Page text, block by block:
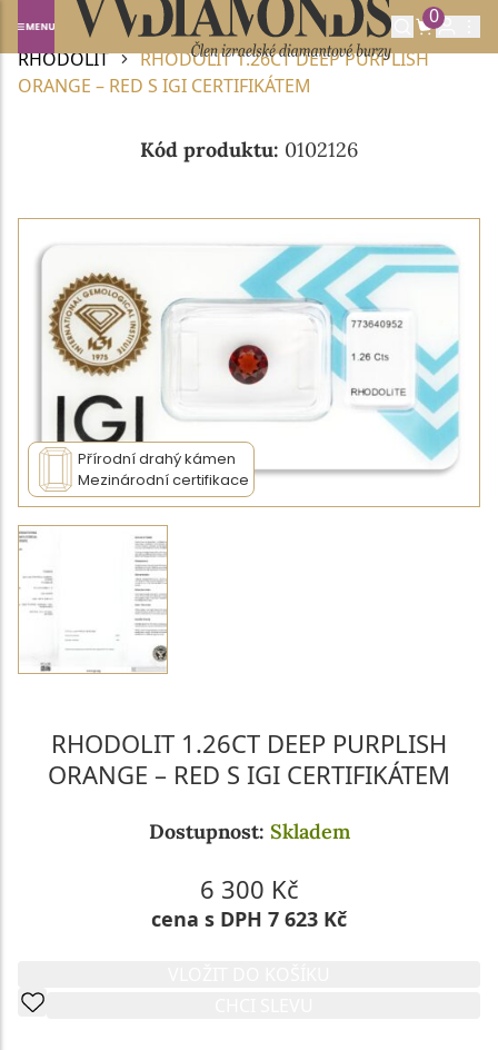
0
Domů
DRAHOKAMY A POLODRAHOKAMY
RHODOLIT
RHODOLIT 1.26CT DEEP PURPLISH
ORANGE – RED S IGI CERTIFIKÁTEM
Kód produktu: 0102126
Přírodní drahý kámen
Mezinárodní certifikace
RHODOLIT 1.26CT DEEP PURPLISH
ORANGE – RED S IGI CERTIFIKÁTEM
Dostupnost: Skladem
6 300 Kč
cena s DPH 7 623 Kč